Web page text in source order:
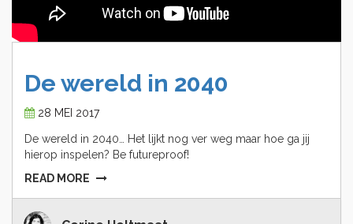
De wereld in 2040
28 MEI 2017
De wereld in 2040… Het lijkt nog ver weg maar hoe ga jij
hierop inspelen? Be futureproof!
READ MORE